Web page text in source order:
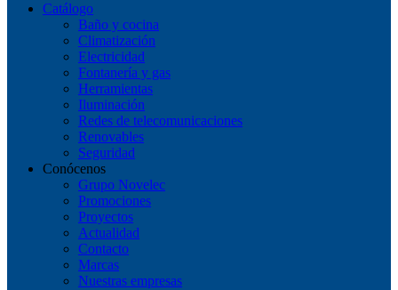
Catálogo
Baño y cocina
Climatización
Electricidad
Fontanería y gas
Herramientas
Iluminación
Redes de telecomunicaciones
Renovables
Seguridad
Conócenos
Grupo Novelec
Promociones
Proyectos
Actualidad
Contacto
Marcas
Nuestras empresas